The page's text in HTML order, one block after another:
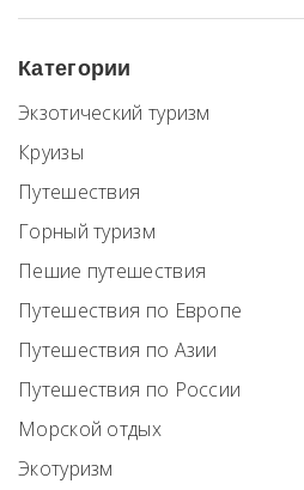
Категории
Экзотический туризм
Круизы
Путешествия
Горный туризм
Пешие путешествия
Путешествия по Европе
Путешествия по Азии
Путешествия по России
Морской отдых
Экотуризм